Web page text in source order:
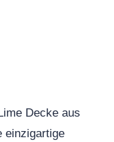
Decke aus
einzigartige